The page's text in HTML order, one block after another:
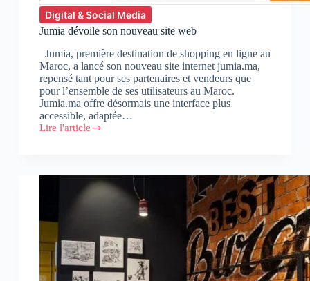
Digital & Social Media
Jumia dévoile son nouveau site web
Jumia, première destination de shopping en ligne au
Maroc, a lancé son nouveau site internet jumia.ma,
repensé tant pour ses partenaires et vendeurs que
pour l’ensemble de ses utilisateurs au Maroc.
Jumia.ma offre désormais une interface plus
accessible, adaptée…
Lire l'article
Jumia